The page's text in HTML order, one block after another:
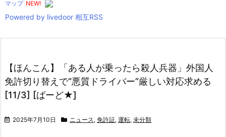
マップ NEW!
Powered by livedoor 相互RSS
【ほんこん】「ある人が乗ったら殺人兵器」外国人
免許切り替えで“悪質ドライバー”厳しい対応求める
[11/3] [ばーど★]
2025年7月10日 ニュース, 免許証, 運転, 未分類